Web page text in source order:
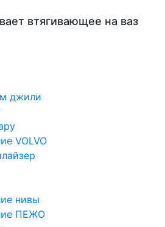
втягивающее на ваз
джили
VOLVO
нивы
ПЕЖО